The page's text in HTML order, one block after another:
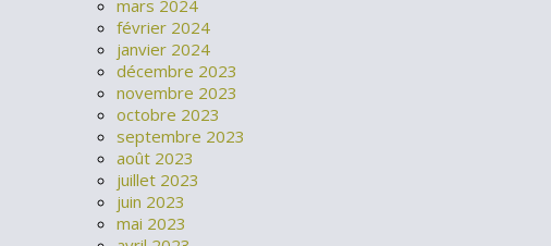
mars 2024
février 2024
janvier 2024
décembre 2023
novembre 2023
octobre 2023
septembre 2023
août 2023
juillet 2023
juin 2023
mai 2023